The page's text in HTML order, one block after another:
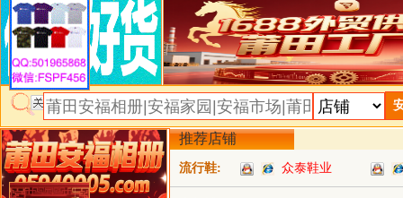
推荐店铺
流行鞋: 众泰鞋业